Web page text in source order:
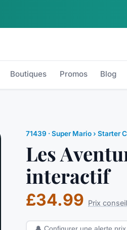
Boutiques Promos Blog
71439 ·Super Mario› Starter
Les
interactif
£34.99 Prix